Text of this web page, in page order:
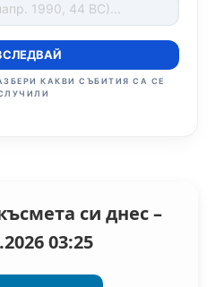
КАКВИ СЪБИТИЯ СА СЕ
си днес –
03:25